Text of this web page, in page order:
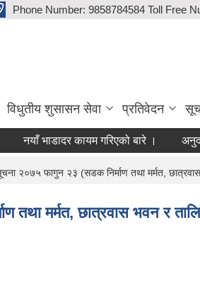
Phone Number: 9858784584 Toll Free
विधुतीय शुसासन सेवा प्रतिवेदन
नयाँ भाडादर कायम गरिएको बारे । अनुदान
२०७५ फागुन २३ (सडक निर्माण तथा मर्मत,
तथा मर्मत, छात्रवास भवन र